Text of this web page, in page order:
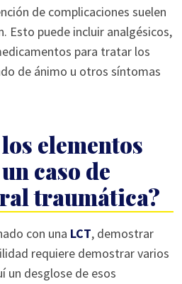
de complicaciones suelen
Esto puede incluir analgésicos,
para tratar los
de ánimo u otros síntomas
elementos
caso de
traumática?
con una LCT, demostrar
requiere demostrar varios
un desglose de esos